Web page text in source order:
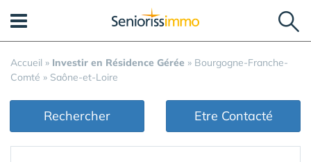
Accueil » Investir en Résidence Gérée » Bourgogne-Franche-
Comté » Saône-et-Loire
Rechercher Etre Contacté